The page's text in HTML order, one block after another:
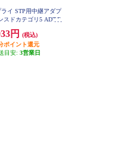
イ STP用中継アダプ
スドカテゴリ5 ADT-E
円
(税込)
ポイント還元
目安: 3営業日